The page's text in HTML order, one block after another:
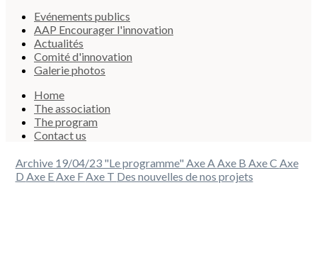
Evénements publics
AAP Encourager l'innovation
Actualités
Comité d'innovation
Galerie photos
Home
The association
The program
Contact us
Archive 19/04/23 "Le programme" Axe AAxe B Axe C Axe
D Axe EAxe FAxe T Des nouvelles de nos projets